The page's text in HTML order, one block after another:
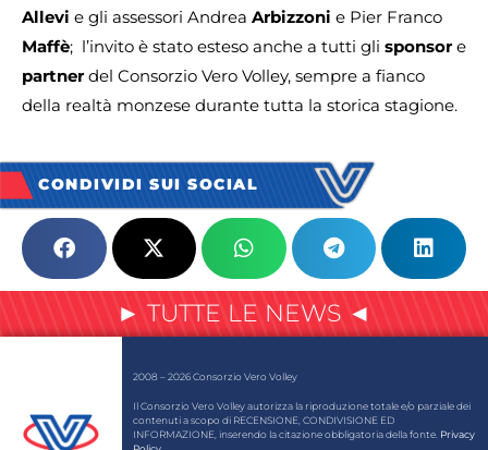
Allevi e gli assessori Andrea Arbizzoni e Pier Franco
Maffè; l’invito è stato esteso anche a tutti gli sponsore
partnerdel Consorzio Vero Volley, sempre a fianco
della realtà monzese durante tutta la storica stagione.
CONDIVIDI SUI SOCIAL
► TUTTE LE NEWS ◄
2008 – 2026 Consorzio Vero Volley
Il Consorzio Vero Volley autorizza la riproduzione totale e/o parziale dei
contenuti a scopo di RECENSIONE, CONDIVISIONE ED
INFORMAZIONE, inserendo la citazione obbligatoria della fonte. Privacy